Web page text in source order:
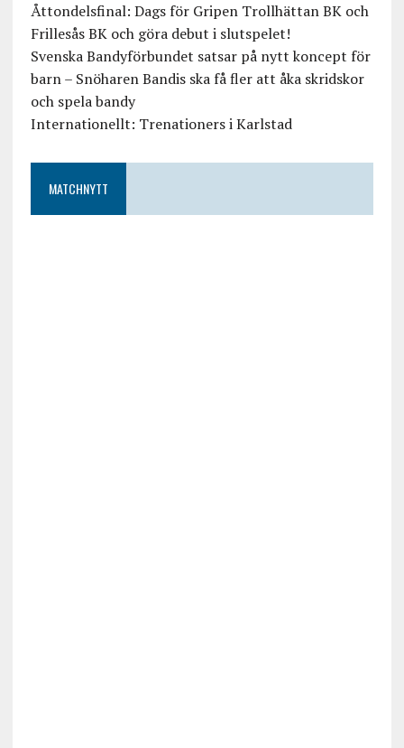
Åttondelsfinal: Dags för Gripen Trollhättan BK och
Frillesås BK och göra debut i slutspelet!
Svenska Bandyförbundet satsar på nytt koncept för
barn – Snöharen Bandis ska få fler att åka skridskor
och spela bandy
Internationellt: Trenationers i Karlstad
MATCHNYTT